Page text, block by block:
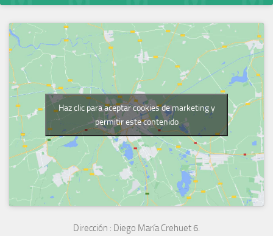
Haz clic para aceptar cookies de marketing y
permitir este contenido
Dirección : Diego María Crehuet 6.